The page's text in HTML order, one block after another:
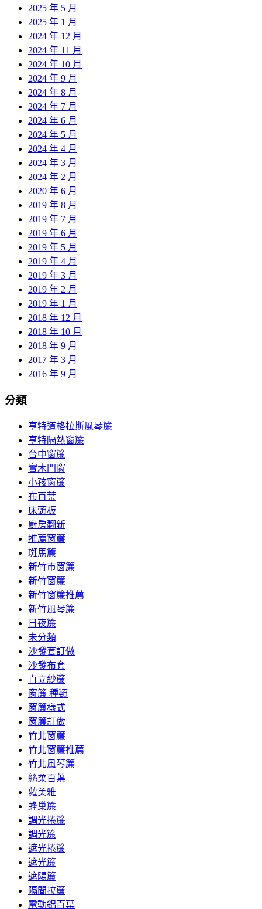
2025 年 5 月
2025 年 1 月
2024 年 12 月
2024 年 11 月
2024 年 10 月
2024 年 9 月
2024 年 8 月
2024 年 7 月
2024 年 6 月
2024 年 5 月
2024 年 4 月
2024 年 3 月
2024 年 2 月
2020 年 6 月
2019 年 8 月
2019 年 7 月
2019 年 6 月
2019 年 5 月
2019 年 4 月
2019 年 3 月
2019 年 2 月
2019 年 1 月
2018 年 12 月
2018 年 10 月
2018 年 9 月
2017 年 3 月
2016 年 9 月
分類
亨特道格拉斯風琴簾
亨特隔熱窗簾
台中窗簾
實木門窗
小孩窗簾
布百葉
床頭板
廚房翻新
推薦窗簾
斑馬簾
新竹市窗簾
新竹窗簾
新竹窗簾推薦
新竹風琴簾
日夜簾
未分類
沙發套訂做
沙發布套
直立紗簾
窗簾 種類
窗簾樣式
窗簾訂做
竹北窗簾
竹北窗簾推薦
竹北風琴簾
絲柔百葉
蘿美雅
蜂巢簾
調光捲簾
調光簾
遮光捲簾
遮光簾
遮陽簾
隔間拉簾
電動鋁百葉